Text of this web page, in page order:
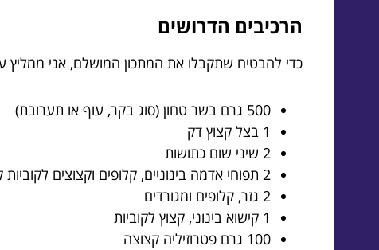
הרכיבים הדרושים
כדי להבטיח שתקבלו את המתכון המושלם, אני ממליץ
500 גרם בשר טחון (סוג בקר, עוף או תערובת)
1 בצל קצוץ דק
2 שיני שום כתושות
2 תפוחי אדמה בינוניים, קלופים וקצוצים לקוביות קטנות
2 גזר, קלופים ומגורדים
1 קישוא בינוני, קצוץ לקוביות
100 גרם פטרוזיליה קצוצה